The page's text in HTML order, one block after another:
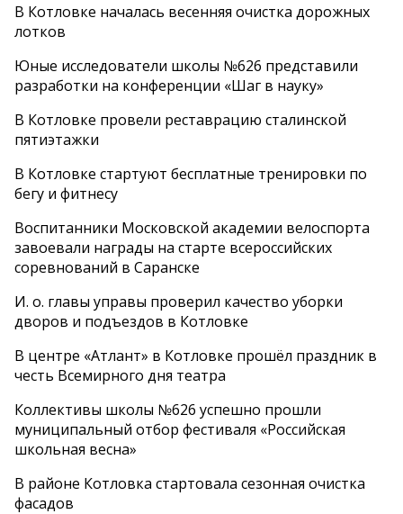
В Котловке началась весенняя очистка дорожных
лотков
Юные исследователи школы №626 представили
разработки на конференции «Шаг в науку»
В Котловке провели реставрацию сталинской
пятиэтажки
В Котловке стартуют бесплатные тренировки по
бегу и фитнесу
Воспитанники Московской академии велоспорта
завоевали награды на старте всероссийских
соревнований в Саранске
И. о. главы управы проверил качество уборки
дворов и подъездов в Котловке
В центре «Атлант» в Котловке прошёл праздник в
честь Всемирного дня театра
Коллективы школы №626 успешно прошли
муниципальный отбор фестиваля «Российская
школьная весна»
В районе Котловка стартовала сезонная очистка
фасадов